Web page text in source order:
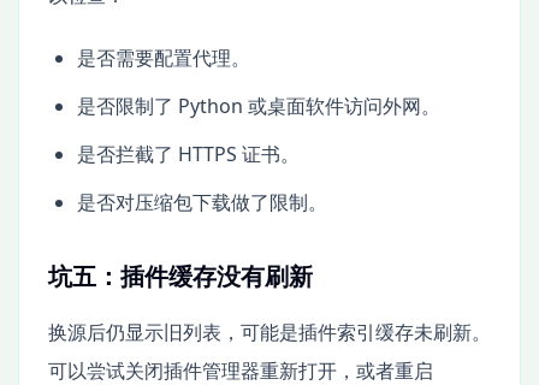
是否需要配置代理。
是否限制了 Python 或桌面软件访问外网。
是否拦截了 HTTPS 证书。
是否对压缩包下载做了限制。
坑五：插件缓存没有刷新
换源后仍显示旧列表，可能是插件索引缓存未刷新。
可以尝试关闭插件管理器重新打开，或者重启